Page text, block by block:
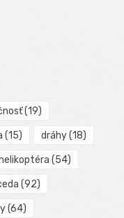
(19)
(15) dráhy(18)
helikoptéra (54)
(92)
(64)